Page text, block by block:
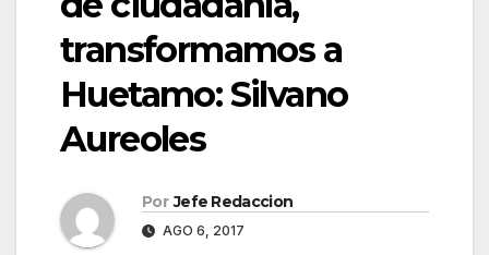
transformamos a
Huetamo: Silvano
Aureoles
Por Jefe Redaccion
AGO 6, 2017